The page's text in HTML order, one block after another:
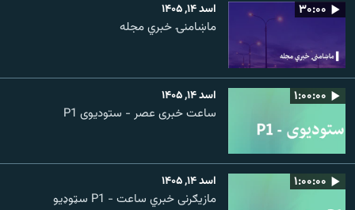
۳۰:۰۰ اسد ۱۴, ۱۴۰۵
ماښامنۍ خبري مجله
۱:۰۰:۰۰ اسد ۱۴, ۱۴۰۵
ساعت خبری عصر - ستودیوی P1
۱:۰۰:۰۰ اسد ۱۴, ۱۴۰۵
مازیګرنی خبري ساعت - P1 سټوډیو